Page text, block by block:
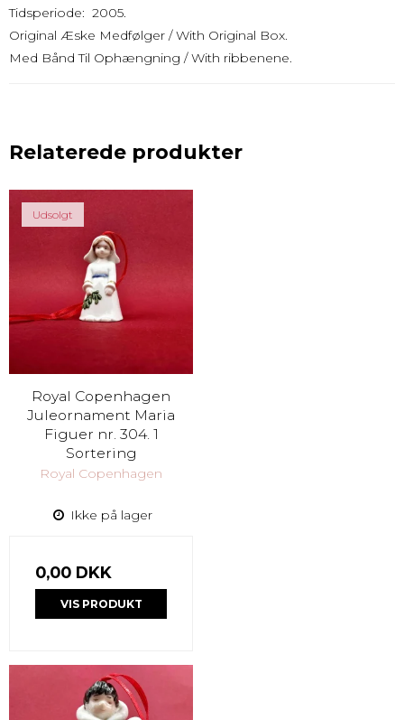
Tidsperiode: 2005.
Original Æske Medfølger / With Original Box.
Med Bånd Til Ophængning / With ribbenene.
Relaterede produkter
Udsolgt
Royal Copenhagen
Juleornament Maria
Figuer nr. 304. 1
Sortering
Royal Copenhagen
Ikke på lager
0,00 DKK
VIS PRODUKT